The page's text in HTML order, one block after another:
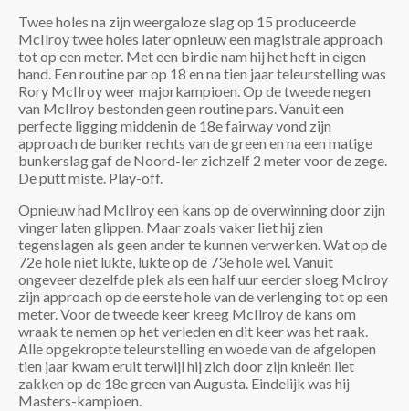
Twee holes na zijn weergaloze slag op 15 produceerde
McIlroy twee holes later opnieuw een magistrale approach
tot op een meter. Met een birdie nam hij het heft in eigen
hand. Een routine par op 18 en na tien jaar teleurstelling was
Rory McIlroy weer majorkampioen. Op de tweede negen
van McIlroy bestonden geen routine pars. Vanuit een
perfecte ligging middenin de 18e fairway vond zijn
approach de bunker rechts van de green en na een matige
bunkerslag gaf de Noord-Ier zichzelf 2 meter voor de zege.
De putt miste. Play-off.
Opnieuw had McIlroy een kans op de overwinning door zijn
vinger laten glippen. Maar zoals vaker liet hij zien
tegenslagen als geen ander te kunnen verwerken. Wat op de
72e hole niet lukte, lukte op de 73e hole wel. Vanuit
ongeveer dezelfde plek als een half uur eerder sloeg Mclroy
zijn approach op de eerste hole van de verlenging tot op een
meter. Voor de tweede keer kreeg McIlroy de kans om
wraak te nemen op het verleden en dit keer was het raak.
Alle opgekropte teleurstelling en woede van de afgelopen
tien jaar kwam eruit terwijl hij zich door zijn knieën liet
zakken op de 18e green van Augusta. Eindelijk was hij
Masters-kampioen.